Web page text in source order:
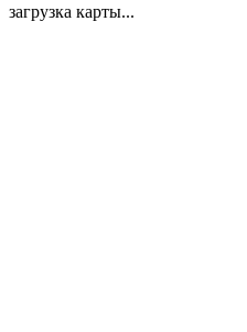
загрузка карты...